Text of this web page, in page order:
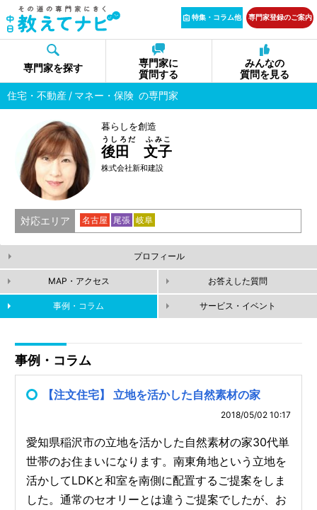
特集・コラム他 専門家登録のご案内
専門家を探す
専門家に
質問する
みんなの
質問を見る
住宅・不動産
マネー・保険 の専門家
暮らしを創造
後田 文子
うしろだ ふみこ
株式会社新和建設
対応エリア 名古屋 尾張 岐阜
プロフィール
MAP・アクセス お答えした質問
事例・コラム サービス・イベント
事例・コラム
【注文住宅】 立地を活かした自然素材の家
2018/05/02 10:17
愛知県稲沢市の立地を活かした自然素材の家30代単
世帯のお住まいになります。南東角地という立地を
活かしてLDKと和室を南側に配置するご提案をしま
した。通常のセオリーとは違うご提案でしたが、お